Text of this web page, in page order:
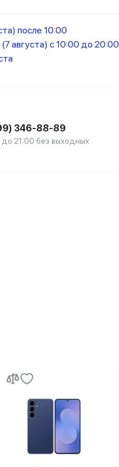
после 10:00
августа) с 10:00 до 20:00
346-88-89
до 21:00 без выходных